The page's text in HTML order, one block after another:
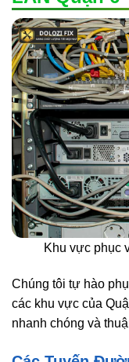
Khu vực phục
Chúng tôi tự hào
các khu vực của
nhanh chóng và